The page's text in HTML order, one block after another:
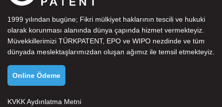
1999 yılından bugüne; Fikri mülkiyet haklarının tescili ve hukuki
olarak korunması alanında dünya çapında hizmet vermekteyiz.
Müvekkillerimizi TÜRKPATENT, EPO ve WIPO nezdinde ve tüm
dünyada meslektaşlarımızdan oluşan ağımız ile temsil etmekteyiz.
Online Ödeme
KVKK Aydınlatma Metni